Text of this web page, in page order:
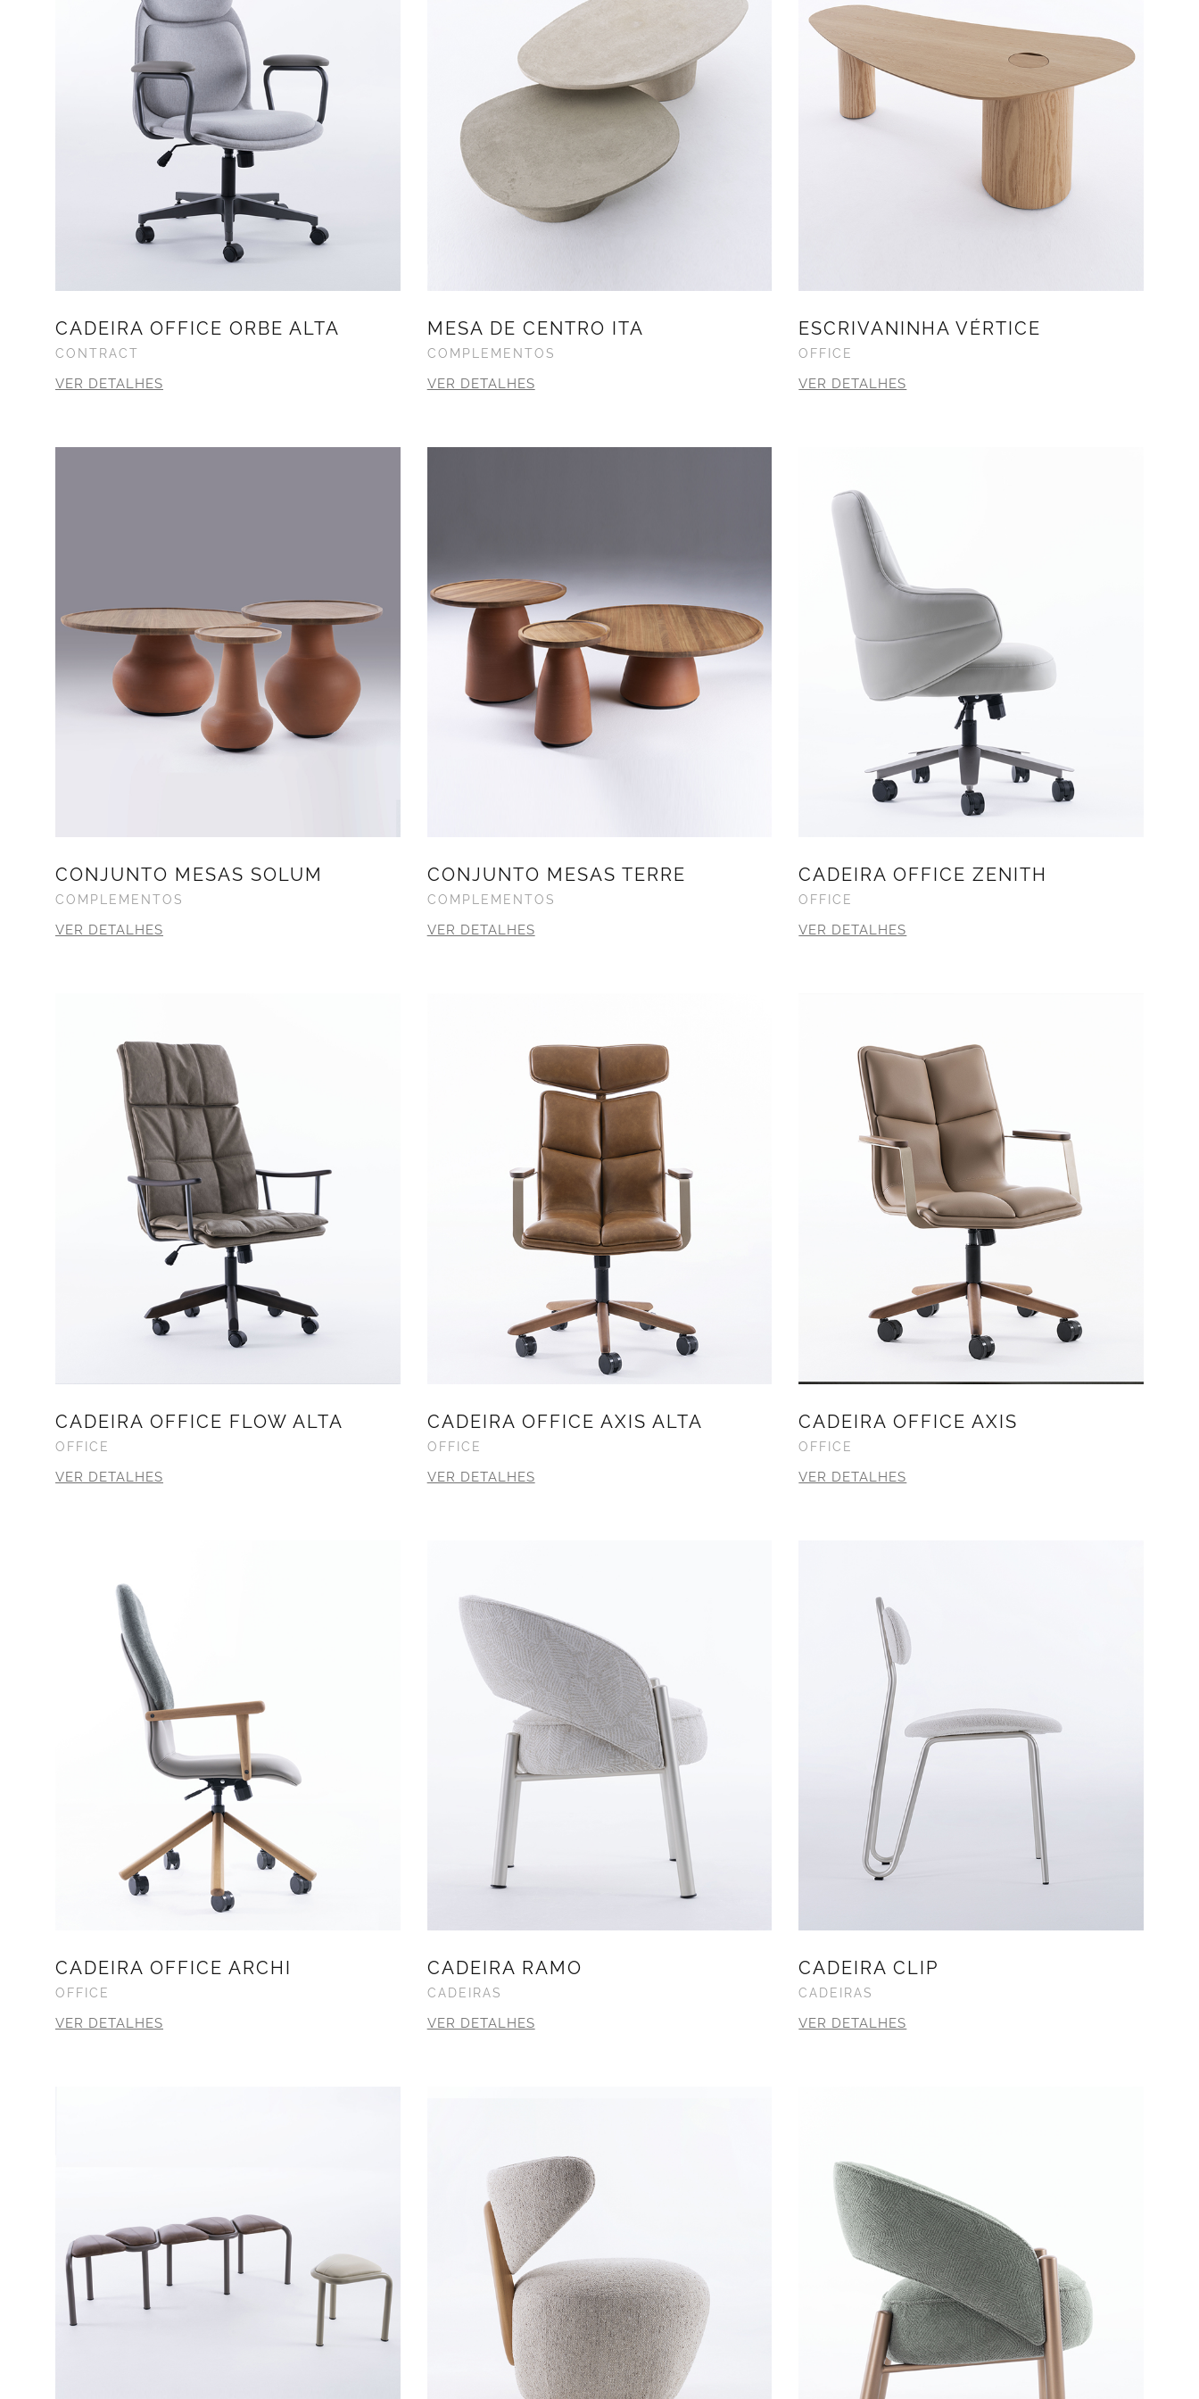
CADEIRA OFFICE ORBE ALTA
CONTRACT
VER DETALHES
MESA DE CENTRO ITA
COMPLEMENTOS
VER DETALHES
ESCRIVANINHA VÉRTICE
OFFICE
VER DETALHES
CONJUNTO MESAS SOLUM
COMPLEMENTOS
VER DETALHES
CONJUNTO MESAS TERRE
COMPLEMENTOS
VER DETALHES
CADEIRA OFFICE ZENITH
OFFICE
VER DETALHES
CADEIRA OFFICE FLOW ALTA
OFFICE
VER DETALHES
CADEIRA OFFICE AXIS ALTA
OFFICE
VER DETALHES
CADEIRA OFFICE AXIS
OFFICE
VER DETALHES
CADEIRA OFFICE ARCHI
OFFICE
VER DETALHES
CADEIRA RAMO
CADEIRAS
VER DETALHES
CADEIRA CLIP
CADEIRAS
VER DETALHES